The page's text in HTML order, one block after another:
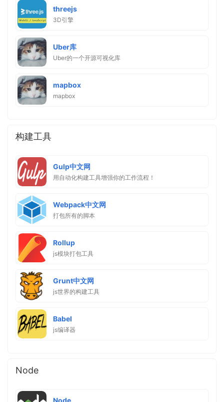
threejs
3D引擎
Uber库
Uber的一个开源可视化库
mapbox
mapbox
构建工具
Gulp中文网
用自动化构建工具增强你的工作流程！
Webpack中文网
打包所有的脚本
Rollup
js模块打包工具
Grunt中文网
js世界的构建工具
Babel
js编译器
Node
Node